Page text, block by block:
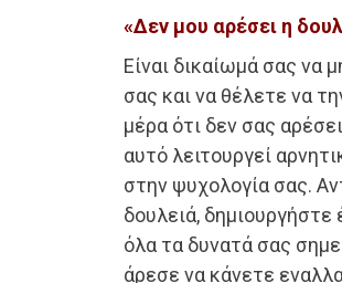
«Δεν μου αρέσει η
Είναι δικαίωμά σας να
σας και να θέλετε να
μέρα ότι δεν σας
αυτό λειτουργεί
στην ψυχολογία σας.
δουλειά,
όλα τα δυνατά σας
άρεσε να κάνετε